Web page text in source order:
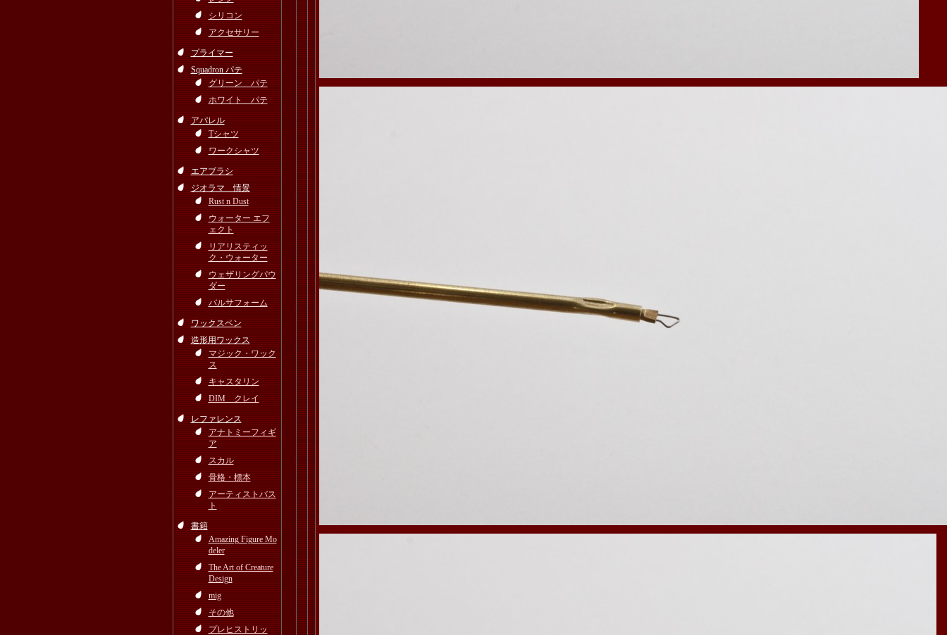
シリコン
アクセサリー
プライマー
Squadron パテ
グリーン パテ
ホワイト パテ
アパレル
Tシャツ
ワークシャツ
エアブラシ
ジオラマ 情景
Rust n Dust
ウォーター エフ
ェクト
リアリスティッ
ク・ウォーター
ウェザリングパウ
ダー
バルサフォーム
ワックスペン
造形用ワックス
マジック・ワック
ス
キャスタリン
DIM クレイ
レファレンス
アナトミーフィギ
ア
スカル
骨格・標本
アーティストバス
ト
書籍
Amazing Figure Mo
deler
The Art of Creature
Design
mig
その他
プレヒストリッ